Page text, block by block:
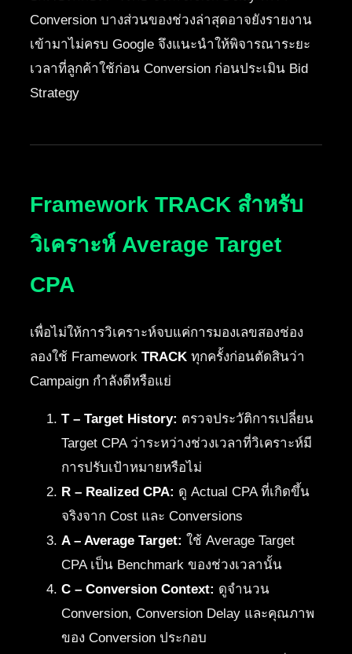
Conversion บางส่วนของช่วงล่าสุดอาจยังรายงาน
เข้ามาไม่ครบ Google จึงแนะนำให้พิจารณาระยะ
เวลาที่ลูกค้าใช้ก่อน Conversion ก่อนประเมิน Bid
Strategy
Framework TRACK สำหรับ
วิเคราะห์ Average Target
CPA
เพื่อไม่ให้การวิเคราะห์จบแค่การมองเลขสองช่อง
ลองใช้ Framework TRACK ทุกครั้งก่อนตัดสินว่า
Campaign กำลังดีหรือแย่
T – Target History: ตรวจประวัติการเปลี่ยน
Target CPA ว่าระหว่างช่วงเวลาที่วิเคราะห์มี
การปรับเป้าหมายหรือไม่
R – Realized CPA: ดู Actual CPA ที่เกิดขึ้น
จริงจาก Cost และ Conversions
A – Average Target: ใช้ Average Target
CPA เป็น Benchmark ของช่วงเวลานั้น
C – Conversion Context: ดูจำนวน
Conversion, Conversion Delay และคุณภาพ
ของ Conversion ประกอบ